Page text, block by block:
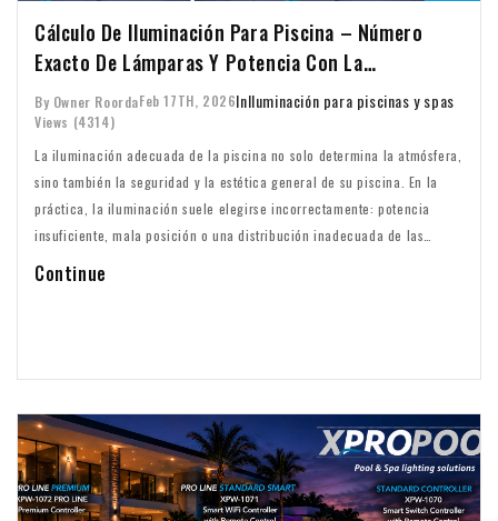
Cálculo De Iluminación Para Piscina – Número
Exacto De Lámparas Y Potencia Con La
Calculadora XPRO
By Owner RoordaFeb 17TH, 2026InIluminación para piscinas y spas
Views (4314)
La iluminación adecuada de la piscina no solo determina la atmósfera,
sino también la seguridad y la estética general de su piscina. En la
práctica, la iluminación suele elegirse incorrectamente: potencia
insuficiente, mala posición o una distribución inadecuada de las
luminarias. Con la Calculadora de Iluminación para Piscina XPRO,
Continue